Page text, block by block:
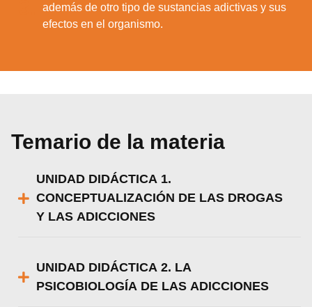
además de otro tipo de sustancias adictivas y sus
efectos en el organismo.
Temario de la materia
UNIDAD DIDÁCTICA 1.
CONCEPTUALIZACIÓN DE LAS DROGAS
Y LAS ADICCIONES
UNIDAD DIDÁCTICA 2. LA
PSICOBIOLOGÍA DE LAS ADICCIONES